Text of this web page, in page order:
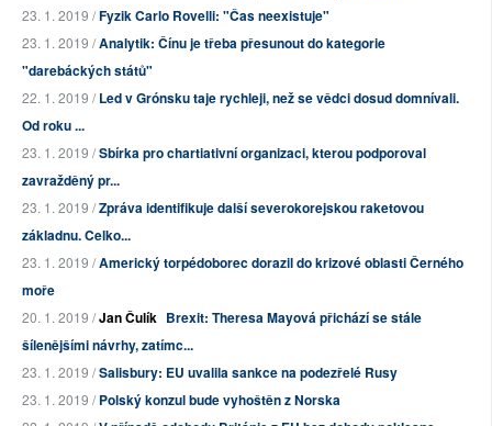
23. 1. 2019 /Fyzik Carlo Rovelli: "Čas neexistuje"
23. 1. 2019 /Analytik: Čínu je třeba přesunout do kategorie
"darebáckých států"
22. 1. 2019 /Led v Grónsku taje rychleji, než se vědci dosud domnívali.
Od roku ...
23. 1. 2019 /Sbírka pro chartiativní organizaci, kterou podporoval
zavražděný pr...
23. 1. 2019 /Zpráva identifikuje další severokorejskou raketovou
základnu. Celko...
23. 1. 2019 /Americký torpédoborec dorazil do krizové oblasti Černého
moře
20. 1. 2019 /Jan Čulík Brexit: Theresa Mayová přichází se stále
šílenějšími návrhy, zatímc...
23. 1. 2019 /Salisbury: EU uvalila sankce na podezřelé Rusy
23. 1. 2019 /Polský konzul bude vyhoštěn z Norska